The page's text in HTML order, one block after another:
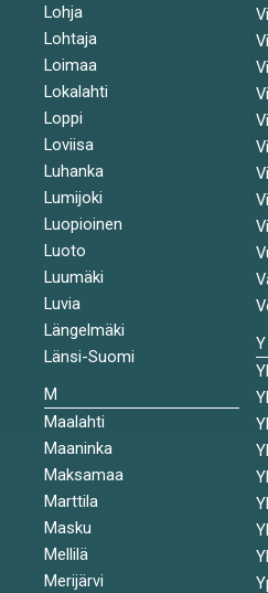
Lohja
Lohtaja
Loimaa
Lokalahti
Loppi
Loviisa
Luhanka
Lumijoki
Luopioinen
Luoto
Luumäki
Luvia
Längelmäki
Länsi-Suomi
M
Maalahti
Maaninka
Maksamaa
Marttila
Masku
Mellilä
Merijärvi
Y